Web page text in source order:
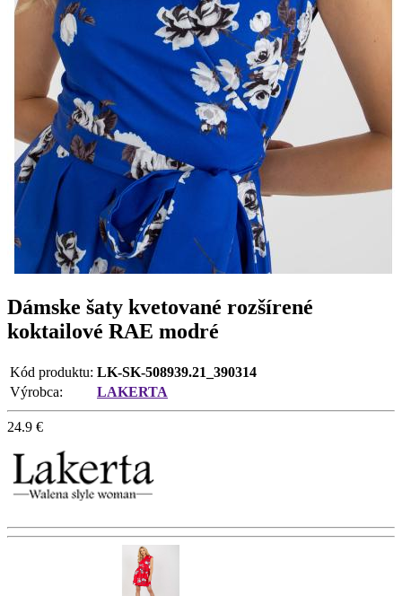
Dámske šaty kvetované rozšírené
koktailové RAE modré
Kód produktu: LK-SK-508939.21_390314
Výrobca:
LAKERTA
24.9 €